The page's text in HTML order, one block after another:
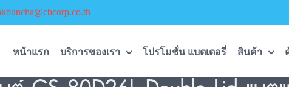
หน้าแรก บริการของเรา โปรโมชั่น แบตเตอรี่ สินค้า